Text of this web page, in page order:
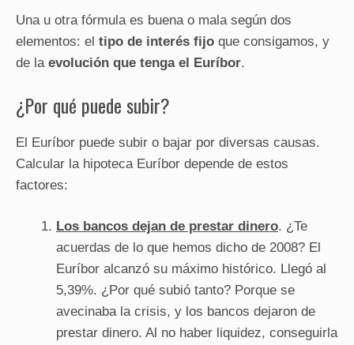
Una u otra fórmula es buena o mala según dos
elementos: el tipo de interés fijo que consigamos, y
de la evolución que tenga el Euríbor.
¿Por qué puede subir?
El Euríbor puede subir o bajar por diversas causas.
Calcular la hipoteca Euríbor depende de estos
factores:
Los bancos dejan de prestar dinero. ¿Te
acuerdas de lo que hemos dicho de 2008? El
Euríbor alcanzó su máximo histórico. Llegó al
5,39%. ¿Por qué subió tanto? Porque se
avecinaba la crisis, y los bancos dejaron de
prestar dinero. Al no haber liquidez, conseguirla